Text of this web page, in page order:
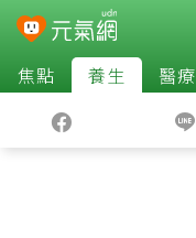
焦點 養生 醫療